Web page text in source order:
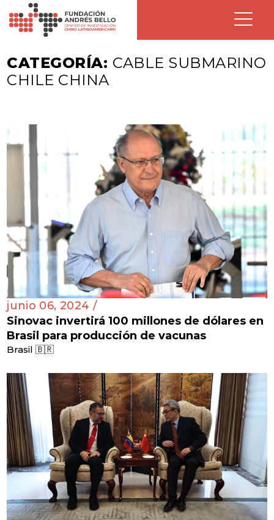
CATEGORÍA: CABLE SUBMARINO
CHILE CHINA
junio 06, 2024 /
Sinovac invertirá 100 millones de dólares en
Brasil para producción de vacunas
Brasil 🇧🇷